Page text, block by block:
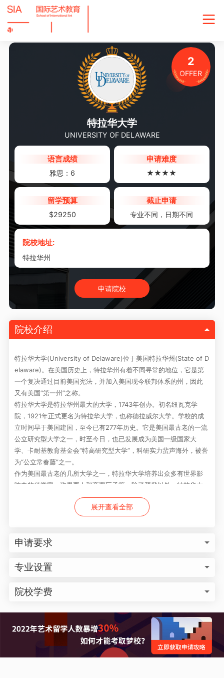
2
OFFER
特拉华大学
UNIVERSITY OF DELAWARE
语言成绩
雅思：6
申请难度
★★★★
留学预算
$29250
截止申请
专业不同，日期不同
院校地址:
特拉华州
申请院校
院校介绍
特拉华大学(University of Delaware)位于美国特拉华州(State of D
elaware)。在美国历史上，特拉华州有着不同寻常的地位，它是第
一个复决通过目前美国宪法，并加入美国现今联邦体系的州，因此
又有美国“第一州”之称。
特拉华大学是特拉华州最大的大学，1743年创办。初名纽瓦克学
院，1921年正式更名为特拉华大学，也称德拉威尔大学。学校的成
立时间早于美国建国，至今已有277年历史。它是美国最古老的一流
公立研究型大学之一，时至今日，也已发展成为美国一级国家大
学、卡耐基教育基金会“特高研究型大学”，科研实力蜚声海外，被誉
为“公立常春藤”之一。
作为美国最古老的几所大学之一，特拉华大学培养出众多有世界影
响力的科学家、政界要人和商贾巨子等。除了拜登以外，特拉华大
学的校友还包括了三名美国《独立宣言》的签署人Thomas McKea
n、George Read、James Smith，2010年诺贝尔化学奖得主Richa
鲁门、麦克纳尔、戈德华特学者等等，可谓是最低调的名人校友聚
展开查看全部
申请要求
专业设置
院校学费